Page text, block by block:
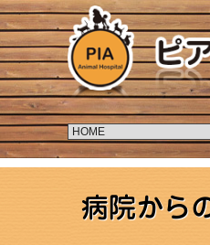
病院から